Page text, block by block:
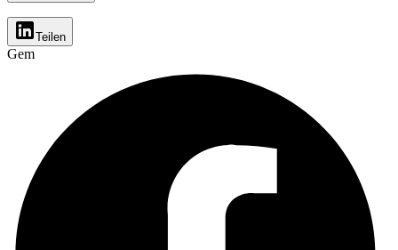
Teilen
Gem